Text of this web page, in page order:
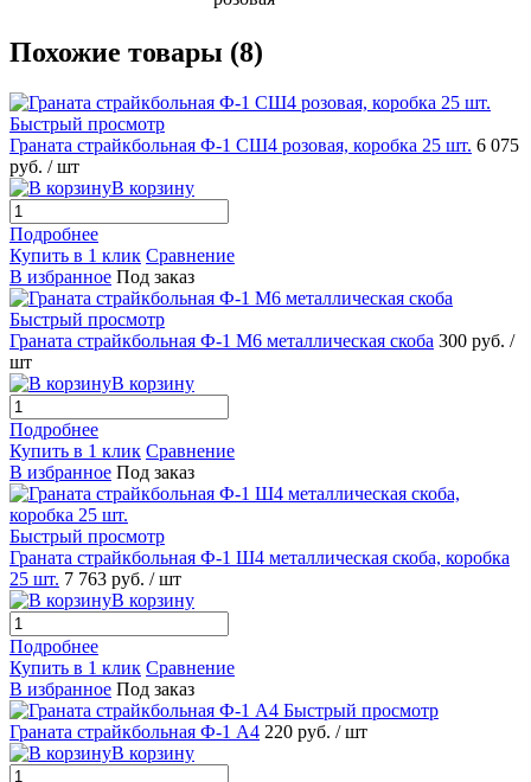
Похожие товары (8)
Быстрый просмотр
Граната страйкбольная Ф-1 СШ4 розовая, коробка 25 шт. 6 075
руб. / шт
В корзину
Подробнее
Купить в 1 клик Сравнение
В избранное Под заказ
Быстрый просмотр
Граната страйкбольная Ф-1 М6 металлическая скоба 300 руб. /
шт
В корзину
Подробнее
Купить в 1 клик Сравнение
В избранное Под заказ
Быстрый просмотр
Граната страйкбольная Ф-1 Ш4 металлическая скоба, коробка
25 шт. 7 763 руб. / шт
В корзину
Подробнее
Купить в 1 клик Сравнение
В избранное Под заказ
Быстрый просмотр
Граната страйкбольная Ф-1 А4 220 руб. / шт
В корзину